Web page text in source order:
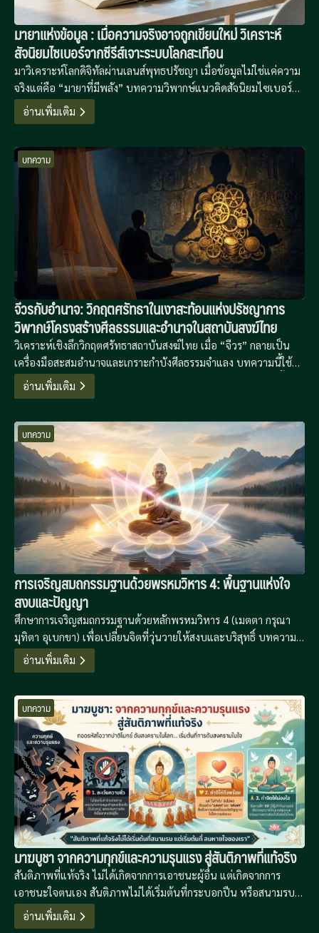
มายาแห่งข้อมูล : เมื่อความจริงอาจถูกเขียนใหม่ วิเคราะห์
สัจนิยมไซเบอร์จากซีรีส์เจาะระบบโลกสะเทือน
มาวิเคราะห์โลกดิจิทัลผ่านเลนส์พุทธปรัชญา เมื่อข้อมูลไม่ใช่แค่ความ
จริงแต่คือ “มายาที่มีพลัง” บทความวิพากษ์แนวคิดสัจนิยมไซเบอร์
จากซีรีส์ Zero Day ที่จะเปลี่ยนวิธีมอง “ตัวตนออนไลน์” ของคุณไป
ตลอดกาล
อ่านเพิ่มเติม
บทความ
จีวรกับอำนาจ: วิกฤตศรัทธาในเงาสะท้อนแห่งปรัชญาการ
วิพากษ์โครงสร้างศีลธรรมและอำนาจในสถาบันสงฆ์ไทย
วิเคราะห์เชิงลึกวิกฤตศรัทธาสถาบันสงฆ์ไทย เมื่อ “จีวร” กลายเป็น
เครื่องมือสะสมอำนาจและเกราะกำบังศีลธรรมจำแลง บทความนี้ใช้
กรอบคิดของ Foucault, Baudrillard และพุทธปรัชญาเพื่อถอดรื้อ
โครงสร้างอำนาจที่ซ่อนเร้นและเสนอทางออกสู่การปฏิรูปอย่างยั่งยืน
อ่านเพิ่มเติม
บทความ
การเจริญสมถกรรมฐานด้วยพรหมวิหาร 4: พื้นฐานแห่งใจ
สงบและปัญญา
ศึกษาการเจริญสมถกรรมฐานด้วยหลักพรหมวิหาร 4 (เมตตา กรุณา
มุทิตา อุเบกขา) เพื่อเปลี่ยนจิตที่วุ่นวายให้สงบและบริสุทธิ์ บทความนี้
นำเสนอแนวทางการฝึกจิตที่เป็นระบบเพื่อเป็นรากฐานสู่การเจริญ
วิปัสสนาปัญญาในยุคดิจิทัลที่เต็มไปด้วยความเครียด
อ่านเพิ่มเติม
บทความ
มาฆบูชา จากความทุกข์และความรุนแรง สู่สันติภาพที่แท้จริง
สันติภาพที่แท้จริง ไม่ได้เกิดจากการเอาชนะผู้อื่น แต่เกิดจากการ
เอาชนะใจตนเอง สันติภาพไม่ได้เริ่มต้นที่กระบอกปืน หรือสนามรบ
อันกว้างใหญ่ แต่ “สันติภาพที่แท้จริง เริ่มต้นที่ลมหายใจของเรา”
อ่านเพิ่มเติม